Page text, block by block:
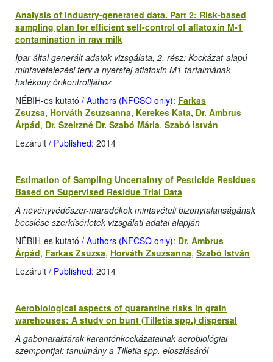
Analysis of industry-generated data. Part 2: Risk-based
sampling plan for efficient self-control of aflatoxin M-1
contamination in raw milk
Ipar által generált adatok vizsgálata, 2. rész: Kockázat-alapú
mintavételezési terv a nyerstej aflatoxin M1-tartalmának
hatékony önkontrolljához
NÉBIH-es kutató / Authors (NFCSO only): Farkas
Zsuzsa, Horváth Zsuzsanna, Kerekes Kata, Dr. Ambrus
Árpád, Dr. Szeitzné Dr. Szabó Mária, Szabó István
Lezárult / Published: 2014
Estimation of Sampling Uncertainty of Pesticide Residues
Based on Supervised Residue Trial Data
A növényvédőszer-maradékok mintavételi bizonytalanságának
becslése szerkísérletek vizsgálati adatai alapján
NÉBIH-es kutató / Authors (NFCSO only): Dr. Ambrus
Árpád, Farkas Zsuzsa, Horváth Zsuzsanna, Szabó István
Lezárult / Published: 2014
Aerobiological aspects of quarantine risks in grain
warehouses: A study on bunt (Tilletia spp.) dispersal
A gabonaraktárak karanténkockázatainak aerobiológiai
szempontjai: tanulmány a Tilletia spp. eloszlásáról